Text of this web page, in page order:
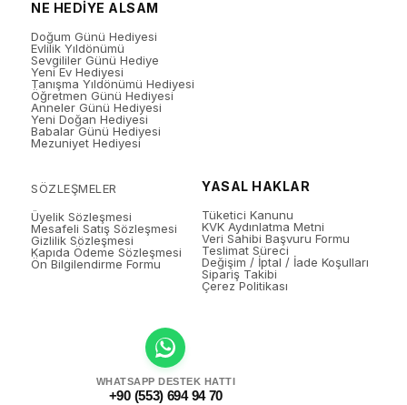
NE HEDİYE ALSAM
Doğum Günü Hediyesi
Evlilik Yıldönümü
Sevgililer Günü Hediye
Yeni Ev Hediyesi
Tanışma Yıldönümü Hediyesi
Öğretmen Günü Hediyesi
Anneler Günü Hediyesi
Yeni Doğan Hediyesi
Babalar Günü Hediyesi
Mezuniyet Hediyesi
SÖZLEŞMELER
Üyelik Sözleşmesi
Mesafeli Satış Sözleşmesi
Gizlilik Sözleşmesi
Kapıda Ödeme Sözleşmesi
Ön Bilgilendirme Formu
YASAL HAKLAR
Tüketici Kanunu
KVK Aydınlatma Metni
Veri Sahibi Başvuru Formu
Teslimat Süreci
Değişim / İptal / İade Koşulları
Sipariş Takibi
Çerez Politikası
WHATSAPP DESTEK HATTI
+90 (553) 694 94 70